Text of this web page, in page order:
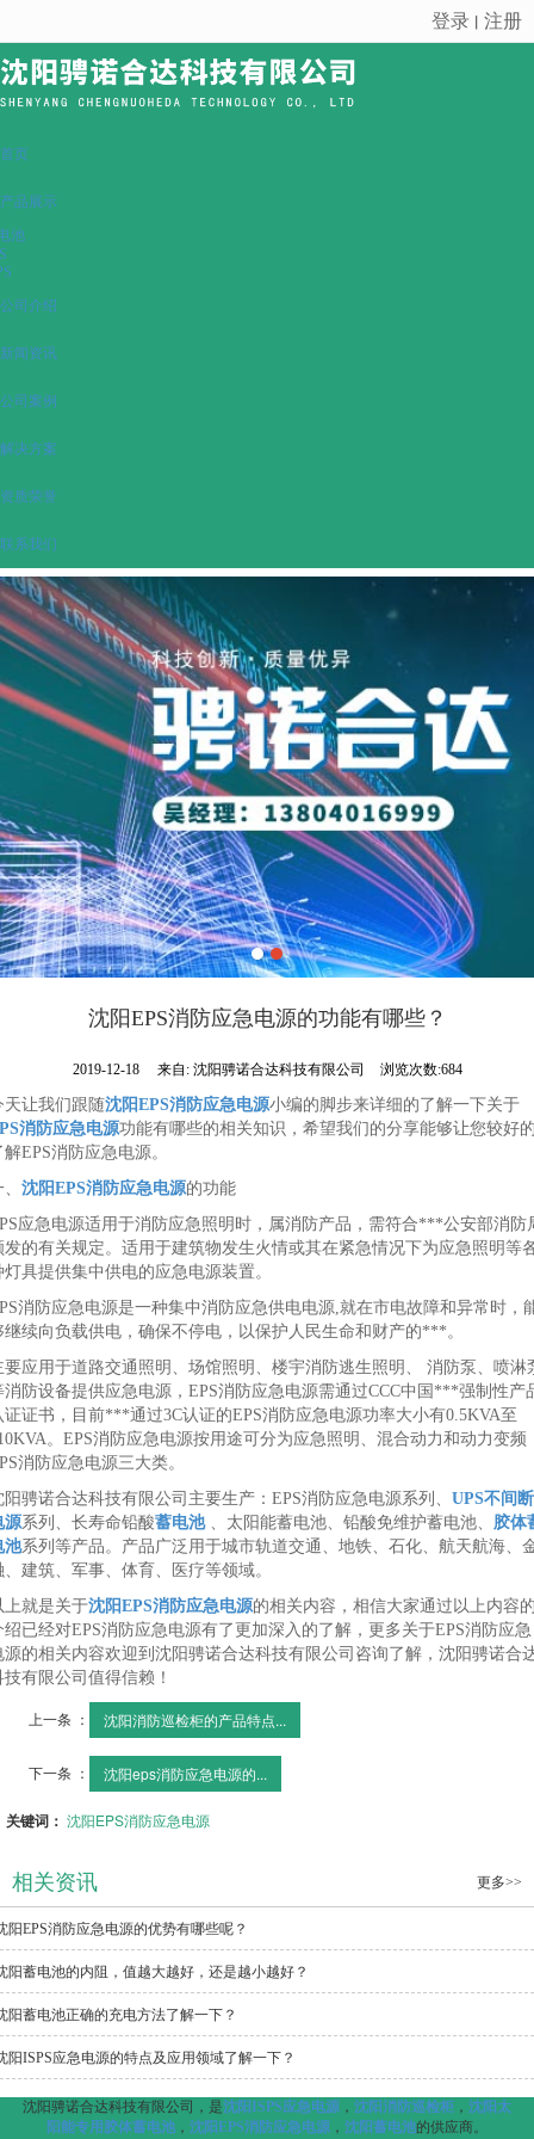
很遗憾，因您的浏览器版本过低导致无法获得最佳浏览体验，推荐下载安装谷歌浏览器！
登录 丨 注册
首页
产品展示
池
公司介绍
新闻资讯
公司案例
解决方案
资质荣誉
联系我们
沈阳EPS消防应急电源的功能有哪些？
2019-12-18 来自: 沈阳骋诺合达科技有限公司 浏览次数:684
天让我们跟随沈阳EPS消防应急电源小编的脚步来详细的了解一下关于
消防应急电源功能有哪些的相关知识，希望我们的分享能够让您较好
解EPS消防应急电源。
沈阳EPS消防应急电源的功能
应急电源适用于消防应急照明时，属消防产品，需符合***公安部消防
发的有关规定。适用于建筑物发生火情或其在紧急情况下为应急照明等
灯具提供集中供电的应急电源装置。
消防应急电源是一种集中消防应急供电电源,就在市电故障和异常时，
继续向负载供电，确保不停电，以保护人民生命和财产的***。
要应用于道路交通照明、场馆照明、楼宇消防逃生照明、 消防泵、喷淋
消防设备提供应急电源，EPS消防应急电源需通过CCC中国***强制性产
证证书，目前***通过3C认证的EPS消防应急电源功率大小有0.5KVA至
。EPS消防应急电源按用途可分为应急照明、混合动力和动力变频
消防应急电源三大类。
阳骋诺合达科技有限公司主要生产：EPS消防应急电源系列、 UPS不间断
源系列、长寿命铅酸蓄电池、太阳能蓄电池、铅酸免维护蓄电池、 胶体
池系列等产品。产品广泛用于城市轨道交通、地铁、石化、航天航海、
、建筑、军事、体育、医疗等领域。
上就是关于沈阳EPS消防应急电源的相关内容，相信大家通过以上内容
绍已经对EPS消防应急电源有了更加深入的了解，更多关于EPS消防应急
源的相关内容欢迎到沈阳骋诺合达科技有限公司咨询了解，沈阳骋诺合
技有限公司值得信赖！
上一条 ： 沈阳消防巡检柜的产品特点...
下一条 ： 沈阳eps消防应急电源的...
关键词： 沈阳EPS消防应急电源
相关资讯 更多>>
阳EPS消防应急电源的优势有哪些呢？
阳蓄电池的内阻，值越大越好，还是越小越好？
阳蓄电池正确的充电方法了解一下？
阳ISPS应急电源的特点及应用领域了解一下？
沈阳骋诺合达科技有限公司，是沈阳ISPS应急电源 ， 沈阳消防巡检柜 ， 沈阳太
阳能专用胶体蓄电池 ， 沈阳EPS消防应急电源 ， 沈阳蓄电池的供应商。